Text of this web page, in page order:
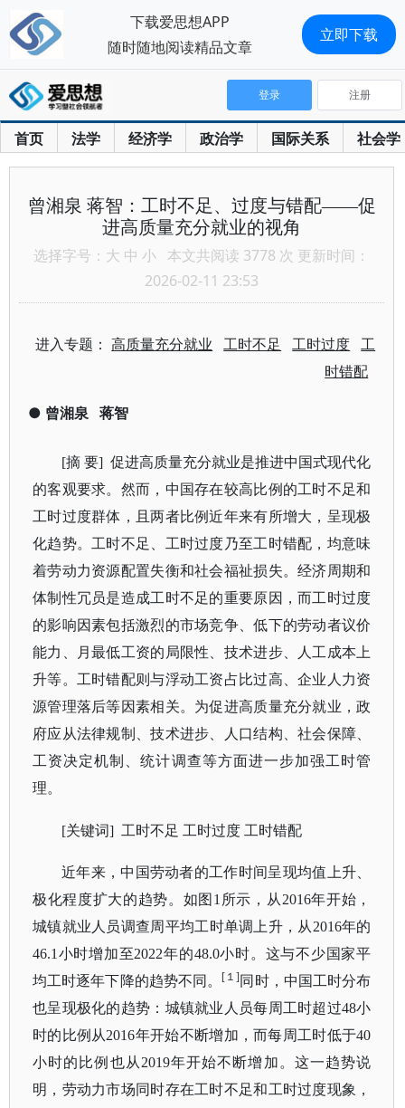
首页 法学 经济学 政治学 国际关系 社会学
登录 注册
曾湘泉 蒋智：工时不足、过度与错配——促
进高质量充分就业的视角
选择字号： 大 中 小 本文共阅读 3778 次 更新时间：
2026-02-11 23:53
进入专题：高质量充分就业 工时不足 工时过度 工
时错配
● 曾湘泉 蒋智
[摘 要]促进高质量充分就业是推进中国式现代化
的客观要求。然而，中国存在较高比例的工时不足和
工时过度群体，且两者比例近年来有所增大，呈现极
化趋势。工时不足、工时过度乃至工时错配，均意味
着劳动力资源配置失衡和社会福祉损失。经济周期和
体制性冗员是造成工时不足的重要原因，而工时过度
的影响因素包括激烈的市场竞争、低下的劳动者议价
能力、月最低工资的局限性、技术进步、人工成本上
升等。工时错配则与浮动工资占比过高、企业人力资
源管理落后等因素相关。为促进高质量充分就业，政
府应从法律规制、技术进步、人口结构、社会保障、
工资决定机制、统计调查等方面进一步加强工时管
理。
[关键词] 工时不足 工时过度 工时错配
近年来，中国劳动者的工作时间呈现均值上升、
极化程度扩大的趋势。如图 1所示，从2016年开始，
城镇就业人员调查周平均工时单调上升，从2016年的
46.1小时增加至2022年的48.0小时。这与不少国家平
均工时逐年下降的趋势不同。[１] 同时，中国工时分布
也呈现极化的趋势：城镇就业人员每周工时超过48小
时的比例从2016年开始不断增加，而每周工时低于40
小时的比例也从2019年开始不断增加。这一趋势说
明，劳动力市场同时存在工时不足和工时过度现象，
下载爱思想APP
随时随地阅读精品文章
立即下载